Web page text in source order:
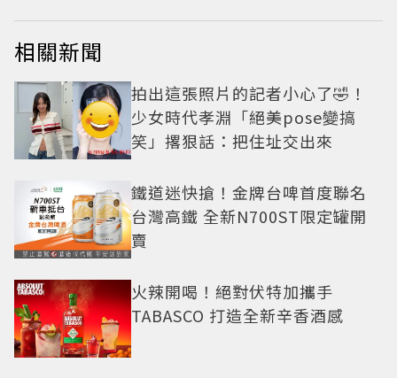
相關新聞
拍出這張照片的記者小心了🤣！
少女時代孝淵「絕美pose變搞
笑」撂狠話：把住址交出來
鐵道迷快搶！金牌台啤首度聯名
台灣高鐵 全新N700ST限定罐開
賣
火辣開喝！絕對伏特加攜手
TABASCO 打造全新辛香酒感